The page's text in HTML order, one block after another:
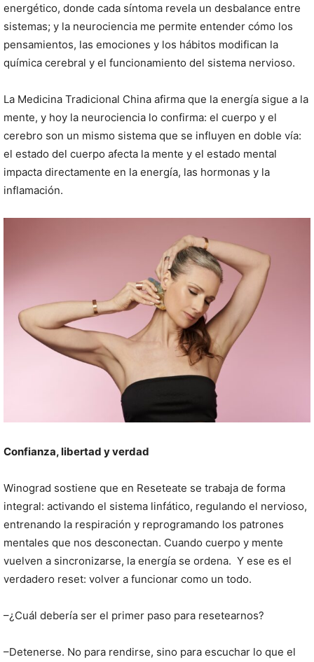
energético, donde cada síntoma revela un desbalance entre
sistemas; y la neurociencia me permite entender cómo los
pensamientos, las emociones y los hábitos modifican la
química cerebral y el funcionamiento del sistema nervioso.
La Medicina Tradicional China afirma que la energía sigue a la
mente, y hoy la neurociencia lo confirma: el cuerpo y el
cerebro son un mismo sistema que se influyen en doble vía:
el estado del cuerpo afecta la mente y el estado mental
impacta directamente en la energía, las hormonas y la
inflamación.
Confianza, libertad y verdad
Winograd sostiene que en Reseteate se trabaja de forma
integral: activando el sistema linfático, regulando el nervioso,
entrenando la respiración y reprogramando los patrones
mentales que nos desconectan. Cuando cuerpo y mente
vuelven a sincronizarse, la energía se ordena. Y ese es el
verdadero reset: volver a funcionar como un todo.
–¿Cuál debería ser el primer paso para resetearnos?
–Detenerse. No para rendirse, sino para escuchar lo que el